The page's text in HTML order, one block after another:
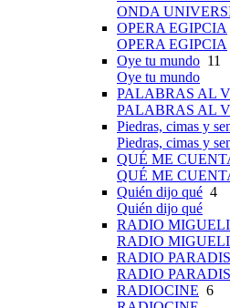
ONDA
OPERA EGIPCIA
OPERA EGIPCIA
Oye tu mundo 11
Oye tu mundo
PALABRAS AL
PALABRAS AL
Piedras, cimas y
Piedras, cimas y
QUÉ ME
QUÉ ME
Quién dijo qué 4
Quién dijo qué
RADIO
RADIO
RADIO
RADIO
RADIOCINE 6